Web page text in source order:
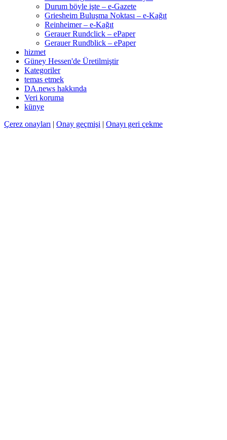
Durum böyle işte – e-Gazete
Griesheim Buluşma Noktası – e-Kağıt
Reinheimer – e-Kağıt
Gerauer Rundclick – ePaper
Gerauer Rundblick – ePaper
hizmet
Güney Hessen'de Üretilmiştir
Kategoriler
temas etmek
DA.news hakkında
Veri koruma
künye
Çerez onayları | Onay geçmişi | Onayı geri çekme